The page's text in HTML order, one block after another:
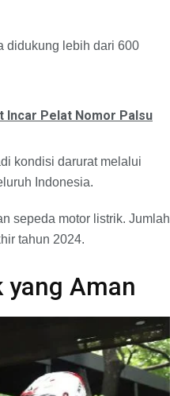
didukung lebih dari 600
Incar Pelat Nomor Palsu
kondisi darurat melalui
Indonesia.
sepeda motor listrik. Jumlah
tahun 2024.
Aman